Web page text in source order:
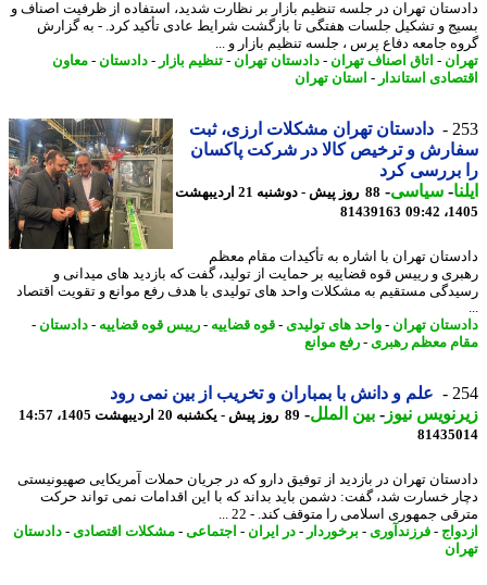
تهران در جلسه تنظیم بازار بر نظارت شدید، استفاده از ظرفیت اصناف و
و تشکیل جلسات هفتگی تا بازگشت شرایط عادی تأکید کرد. - به گزارش
جامعه دفاع پرس ، جلسه تنظیم بازار و ...
- اتاق اصناف تهران- دادستان تهران- تنظیم بازار - دادستان-معاون
استاندار-استان تهران
دادستان تهران مشکلات ارزی، ثبت
و ترخیص کالا در شرکت پاکسان
بررسی کرد
-سیاسی-
88 روز پیش - دوشنبه 21 اردیبهشت
81439163
تهران با اشاره به تأکیدات مقام معظم
و رییس قوه قضاییه بر حمایت از تولید، گفت که بازدید های میدانی و
مستقیم به مشکلات واحد های تولیدی با هدف رفع موانع و تقویت اقتصاد
تهران- واحد های تولیدی-قوه قضاییه-رییس قوه قضاییه-دادستان-
معظم رهبری- رفع موانع
علم و دانش با بمباران و تخریب از بین نمی رود
نیوز-بین الملل-89 روز پیش - یکشنبه 20 اردیبهشت 1405، 14:57
تهران در بازدید از توفیق دارو که در جریان حملات آمریکایی صهیونیستی
خسارت شد، گفت: دشمن باید بداند که با این اقدامات نمی تواند حرکت
جمهوری اسلامی را متوقف کند. - 22 ...
-فرزندآوری - برخوردار-در ایران - اجتماعی-مشکلات اقتصادی-دادستان